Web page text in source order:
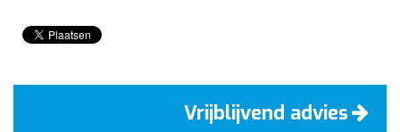
Vrijblijvend advies